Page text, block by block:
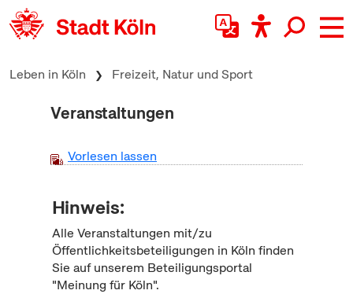
zum Inhalt springen
Leben in Köln Freizeit, Natur und Sport
Veranstaltungen
Vorlesen lassen
Hinweis:
Alle Veranstaltungen mit/zu
Öffentlichkeitsbeteiligungen in Köln finden
Sie auf unserem Beteiligungsportal
"Meinung für Köln".